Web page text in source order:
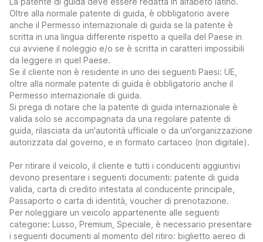
Oltre alla normale patente di guida, è obbligatorio avere
anche il Permesso internazionale di guida se la patente è
scritta in una lingua differente rispetto a quella del Paese in
cui avviene il noleggio e/o se è scritta in caratteri impossibili
da leggere in quel Paese.
Se il cliente non è residente in uno dei seguenti Paesi: UE,
oltre alla normale patente di guida è obbligatorio anche il
Permesso internazionale di guida.
Si prega di notare che la patente di guida internazionale è
valida solo se accompagnata da una regolare patente di
guida, rilasciata da un'autorità ufficiale o da un'organizzazione
autorizzata dal governo, e in formato cartaceo (non digitale).
Per ritirare il veicolo, il cliente e tutti i conducenti aggiuntivi
devono presentare i seguenti documenti: patente di guida
valida, carta di credito intestata al conducente principale,
Passaporto o carta di identità, voucher di prenotazione.
Per noleggiare un veicolo appartenente alle seguenti
categorie: Lusso, Premium, Speciale, è necessario presentare
i seguenti documenti al momento del ritiro: biglietto aereo di